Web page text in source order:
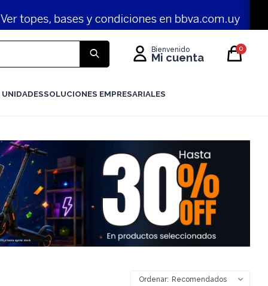
SOLUCIONES EMPRESARIALES
0
Recomendados